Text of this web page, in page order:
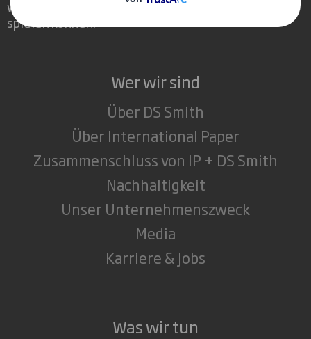
wichtige Rolle in der Welt um uns herum
spielen können.
Wer wir sind
Über DS Smith
Über International Paper
Zusammenschluss von IP + DS Smith
Nachhaltigkeit
Unser Unternehmenszweck
Media
Karriere & Jobs
Was wir tun